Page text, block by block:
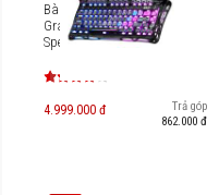
Bàn phím cơ Gaming
Gravastar Mercury K1 Pro
Special Edition [GS K1
PRO_BO_BLK / GS-K1 PRO-
4.999.000 đ
Trả góp
862.000 đ